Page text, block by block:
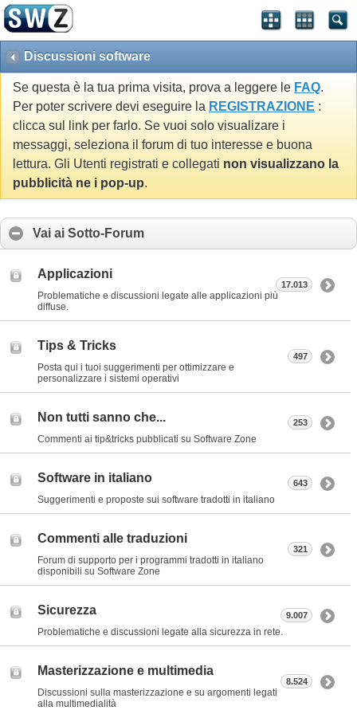
Discussioni software
Se questa è la tua prima visita, prova a leggere le FAQ.
Per poter scrivere devi eseguire la REGISTRAZIONE :
clicca sul link per farlo. Se vuoi solo visualizare i
messaggi, seleziona il forum di tuo interesse e buona
lettura. Gli Utenti registrati e collegati non visualizzano la
pubblicità ne i pop-up.
Vai ai Sotto-Forum
Applicazioni
Problematiche e discussioni legate alle applicazioni più
diffuse.
17.013
Tips & Tricks
Posta qui i tuoi suggerimenti per ottimizzare e
personalizzare i sistemi operativi
497
Non tutti sanno che...
Commenti ai tip&tricks pubblicati su Software Zone
253
Software in italiano
Suggerimenti e proposte sui software tradotti in italiano
643
Commenti alle traduzioni
Forum di supporto per i programmi tradotti in italiano
disponibili su Software Zone
321
Sicurezza
Problematiche e discussioni legate alla sicurezza in rete.
9.007
Masterizzazione e multimedia
Discussioni sulla masterizzazione e su argomenti legati
alla multimedialità
8.524